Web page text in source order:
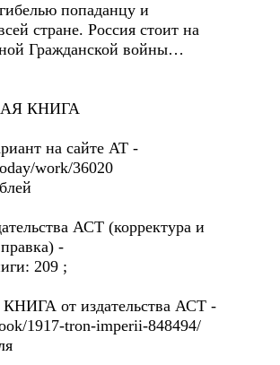
попаданцу и
стране. Россия стоит на
Гражданской войны…
КНИГА
на сайте АТ -
work/36020
АСТ (корректура и
-
209 ;
от издательства АСТ -
1917-tron-imperii-848494/